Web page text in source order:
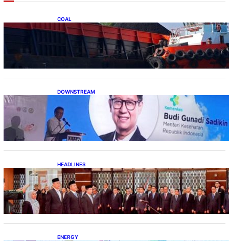
COAL
Lelang Batubara Sitaan, Negara Dapat Lebih
dari Rp 20 Miliar
DOWNSTREAM
Digitalisasi Alat-Alat Kesehatan Dukung
Pertumbuhan Industri Alkes
HEADLINES
Lana Saria Dilantik Sebagai Kepala Badan
Geologi
ENERGY